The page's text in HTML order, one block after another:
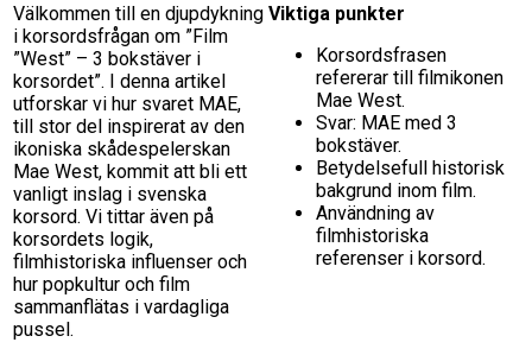
Välkommen till en djupdykning
i korsordsfrågan om ”Film
”West” – 3 bokstäver i
korsordet”. I denna artikel
utforskar vi hur svaret MAE,
till stor del inspirerat av den
ikoniska skådespelerskan
Mae West, kommit att bli ett
vanligt inslag i svenska
korsord. Vi tittar även på
korsordets logik,
filmhistoriska influenser och
hur popkultur och film
sammanflätas i vardagliga
pussel.
Viktiga punkter
Korsordsfrasen
refererar till filmikonen
Mae West.
Svar: MAE med 3
bokstäver.
Betydelsefull historisk
bakgrund inom film.
Användning av
filmhistoriska
referenser i korsord.